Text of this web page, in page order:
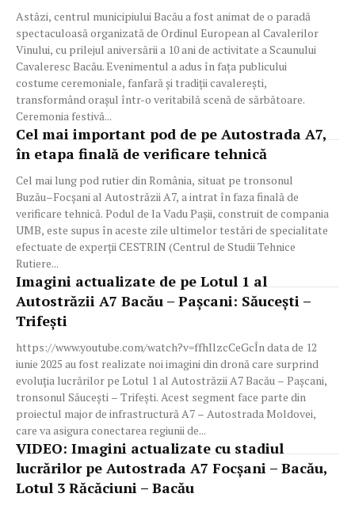
Astăzi, centrul municipiului Bacău a fost animat de o paradă
spectaculoasă organizată de Ordinul European al Cavalerilor
Vinului, cu prilejul aniversării a 10 ani de activitate a Scaunului
Cavaleresc Bacău. Evenimentul a adus în fața publicului
costume ceremoniale, fanfară și tradiții cavalerești,
transformând orașul într-o veritabilă scenă de sărbătoare.
Ceremonia festivă...
Cel mai important pod de pe Autostrada A7,
în etapa finală de verificare tehnică
Cel mai lung pod rutier din România, situat pe tronsonul
Buzău–Focșani al Autostrăzii A7, a intrat în faza finală de
verificare tehnică. Podul de la Vadu Pașii, construit de compania
UMB, este supus în aceste zile ultimelor testări de specialitate
efectuate de experții CESTRIN (Centrul de Studii Tehnice
Rutiere...
Imagini actualizate de pe Lotul 1 al
Autostrăzii A7 Bacău – Pașcani: Săucești –
Trifești
https://www.youtube.com/watch?v=ffhIlzcCeGcÎn data de 12
iunie 2025 au fost realizate noi imagini din dronă care surprind
evoluția lucrărilor pe Lotul 1 al Autostrăzii A7 Bacău – Pașcani,
tronsonul Săucești – Trifești. Acest segment face parte din
proiectul major de infrastructură A7 – Autostrada Moldovei,
care va asigura conectarea regiunii de...
VIDEO: Imagini actualizate cu stadiul
lucrărilor pe Autostrada A7 Focșani – Bacău,
Lotul 3 Răcăciuni – Bacău